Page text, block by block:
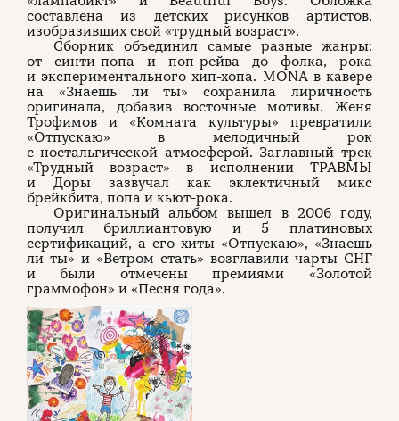
составлена из детских рисунков артистов,
изобразивших свой «трудный возраст».
Сборник объединил самые разные жанры:
от синти-попа и поп-рейва до фолка, рока
и экспериментального хип-хопа. MONA в кавере
на «Знаешь ли ты» сохранила лиричность
оригинала, добавив восточные мотивы. Женя
Трофимов и «Комната культуры» превратили
«Отпускаю» в мелодичный рок
с ностальгической атмосферой. Заглавный трек
«Трудный возраст» в исполнении ТРАВМЫ
и Доры зазвучал как эклектичный микс
брейкбита, попа и кьют-рока.
Оригинальный альбом вышел в 2006 году,
получил бриллиантовую и 5 платиновых
сертификаций, а его хиты «Отпускаю», «Знаешь
ли ты» и «Ветром стать» возглавили чарты СНГ
и были отмечены премиями «Золотой
граммофон» и «Песня года».